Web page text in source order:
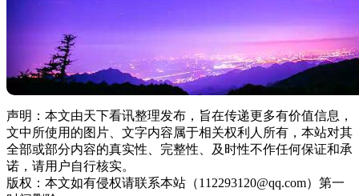
声明：本文由天下看讯整理发布，旨在传递更多有价值信息，
文中所使用的图片、文字内容属于相关权利人所有，本站对其
全部或部分内容的真实性、完整性、及时性不作任何保证和承
诺，请用户自行核实。
版权：本文如有侵权请联系本站（112293120@qq.com）第一